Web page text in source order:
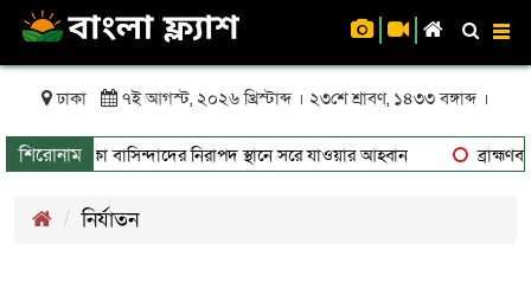
ঢাকা ৭ই আগস্ট, ২০২৬ খ্রিস্টাব্দ । ২৩শে শ্রাবণ, ১৪৩৩ বঙ্গাব্দ ।
শিরোনামথাকা বাসিন্দাদের নিরাপদ স্থানে সরে যাওয়ার আহ্বান
নির্যাতন